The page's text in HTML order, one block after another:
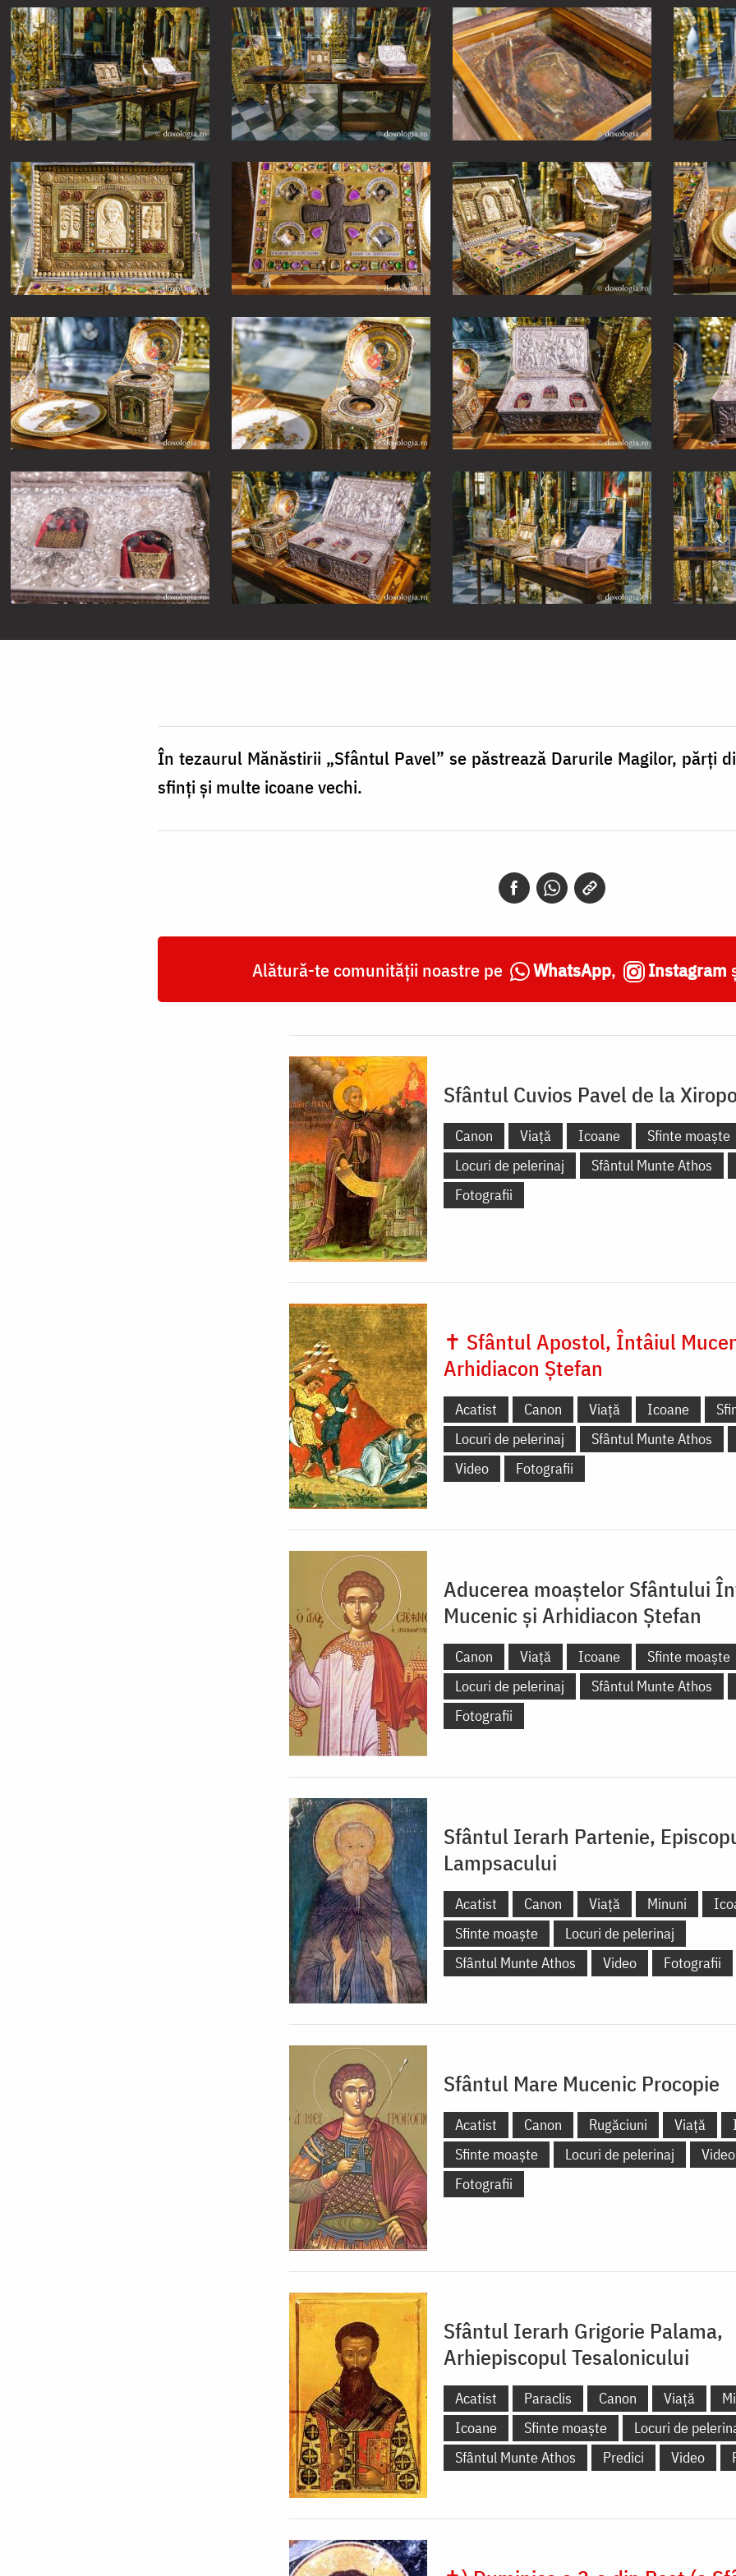
În tezaurul Mănăstirii „Sfântul Pavel” se păstrează Darurile Magilor, părți
sfinți și multe icoane vechi.
Alătură-te comunității noastre pe WhatsApp, Instagram
Sfântul Cuvios Pavel de la
Canon Viață Icoane
Sfinte moaște
Locuri de pelerinaj
Sfântul Munte Athos
Fotografii
✝ Sfântul Apostol, Întâiul
Arhidiacon Ștefan
Acatist Canon Viață Icoane
Locuri de pelerinaj
Sfântul Munte Athos
Video
Fotografii
Aducerea moaștelor Sfântului
Mucenic și Arhidiacon Ștefan
Canon Viață Icoane
Sfinte moaște
Locuri de pelerinaj
Sfântul Munte Athos
Fotografii
Sfântul Ierarh Partenie,
Lampsacului
Acatist Canon Viață Minuni
Sfinte moaște
Locuri de pelerinaj
Sfântul Munte Athos
Video Fotografii
Sfântul Mare Mucenic Procopie
Acatist Canon Rugăciuni Viață
Sfinte moaște
Locuri de pelerinaj
Video
Fotografii
Sfântul Ierarh Grigorie Palama,
Arhiepiscopul Tesalonicului
Acatist Paraclis Canon Viață
Icoane
Sfinte moaște
Locuri de
Sfântul Munte Athos
Predici Video